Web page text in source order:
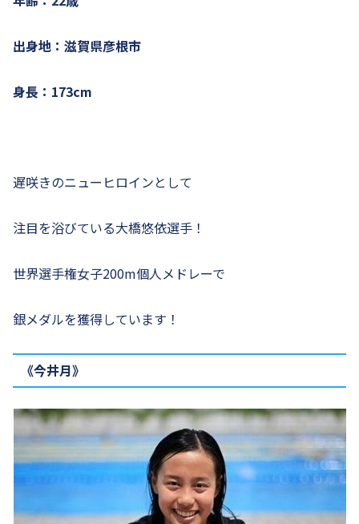
出身地：滋賀県彦根市
身長：173cm
遅咲きのニューヒロインとして
注目を浴びている大橋悠依選手！
世界選手権女子200m個人メドレーで
銀メダルを獲得しています！
《今井月》